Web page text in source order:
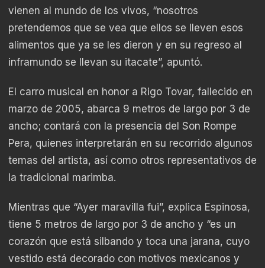
vienen al mundo de los vivos, “nosotros
pretendemos que se vea que ellos se lleven esos
alimentos que ya se les dieron y en su regreso al
inframundo se llevan su itacate”, apuntó.
El carro musical en honor a Rigo Tovar, fallecido en
marzo de 2005, abarca 9 metros de largo por 3 de
ancho; contará con la presencia del Son Rompe
Pera, quienes interpretarán en su recorrido algunos
temas del artista, así como otros representativos de
la tradicional marimba.
Mientras que “Ayer maravilla fui”, explica Espinosa,
tiene 5 metros de largo por 3 de ancho y “es un
corazón que está silbando y toca una jarana, cuyo
vestido está decorado con motivos mexicanos y